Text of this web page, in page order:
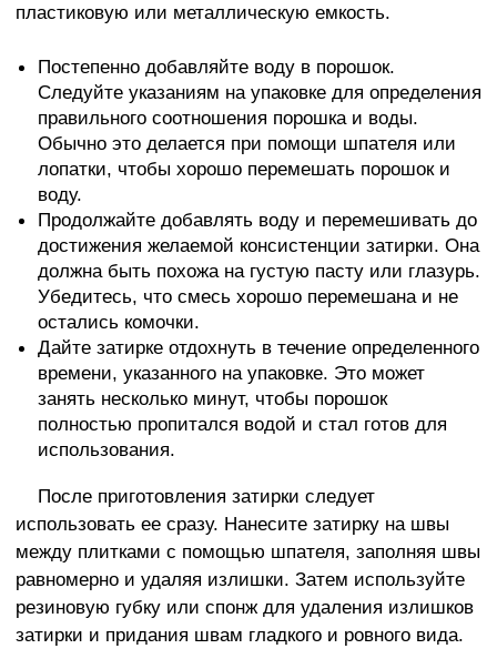
пластиковую или металлическую емкость.
Постепенно добавляйте воду в порошок.
Следуйте указаниям на упаковке для определения
правильного соотношения порошка и воды.
Обычно это делается при помощи шпателя или
лопатки, чтобы хорошо перемешать порошок и
воду.
Продолжайте добавлять воду и перемешивать до
достижения желаемой консистенции затирки. Она
должна быть похожа на густую пасту или глазурь.
Убедитесь, что смесь хорошо перемешана и не
остались комочки.
Дайте затирке отдохнуть в течение определенного
времени, указанного на упаковке. Это может
занять несколько минут, чтобы порошок
полностью пропитался водой и стал готов для
использования.
После приготовления затирки следует
использовать ее сразу. Нанесите затирку на швы
между плитками с помощью шпателя, заполняя швы
равномерно и удаляя излишки. Затем используйте
резиновую губку или спонж для удаления излишков
затирки и придания швам гладкого и ровного вида.